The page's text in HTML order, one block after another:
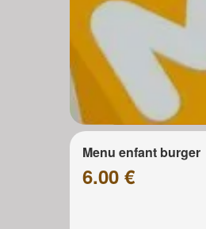
Menu enfant burger
6.00 €